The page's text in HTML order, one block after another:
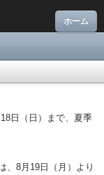
ホーム
日（日）まで、夏季
、8月19日（月）より